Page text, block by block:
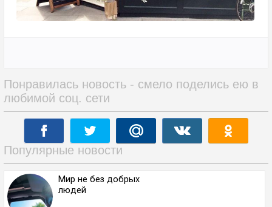
Понравилась новость - смело поделись ею в
любимой соц. сети
Популярные новости
Мир не без добрых
людей